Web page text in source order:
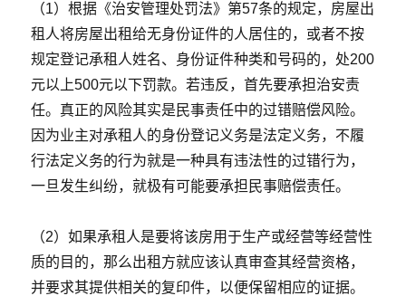
（1）根据《治安管理处罚法》第57条的规定，房屋出
租人将房屋出租给无身份证件的人居住的，或者不按
规定登记承租人姓名、身份证件种类和号码的，处200
元以上500元以下罚款。若违反，首先要承担治安责
任。真正的风险其实是民事责任中的过错赔偿风险。
因为业主对承租人的身份登记义务是法定义务，不履
行法定义务的行为就是一种具有违法性的过错行为，
一旦发生纠纷，就极有可能要承担民事赔偿责任。
（2）如果承租人是要将该房用于生产或经营等经营性
质的目的，那么出租方就应该认真审查其经营资格，
并要求其提供相关的复印件，以便保留相应的证据。